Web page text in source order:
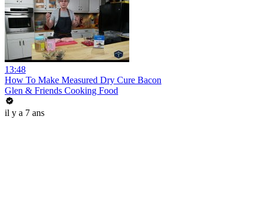
13:48
How To Make Measured Dry Cure Bacon
Glen & Friends Cooking Food
il y a 7 ans